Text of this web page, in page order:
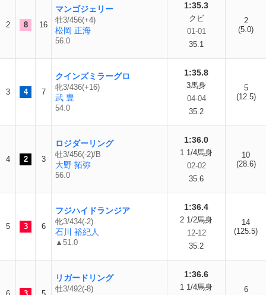
2 8 16
マンゴジェリー
牡3/456(+4)
松岡 正海
56.0
1:35.3
クビ
01-01
35.1
2
(5.0)
3 4 7
クインズミラーグロ
牝3/436(+16)
武 豊
54.0
1:35.8
3馬身
04-04
35.2
5
(12.5)
4 2 3
ロジダーリング
牡3/456(-2)/B
大野 拓弥
56.0
1:36.0
1 1/4馬身
02-02
35.6
10
(28.6)
5 3 6
フジハイドランジア
牝3/434(-2)
石川 裕紀人
▲51.0
1:36.4
2 1/2馬身
12-12
35.2
14
(125.5)
リガードリング
牡3/492(-8)
1:36.6
1 1/4馬身
6